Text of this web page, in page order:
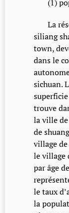
(1)
La
siliang
town,
dans le
sichuan.
trouve
la ville
de
village
le village
par âge
le taux
la